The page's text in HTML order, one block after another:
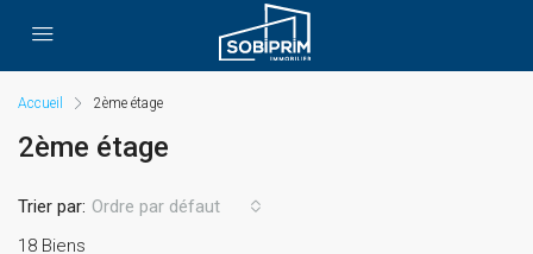
Accueil 2ème étage
2ème étage
18 Biens
Trier par: Ordre par défaut